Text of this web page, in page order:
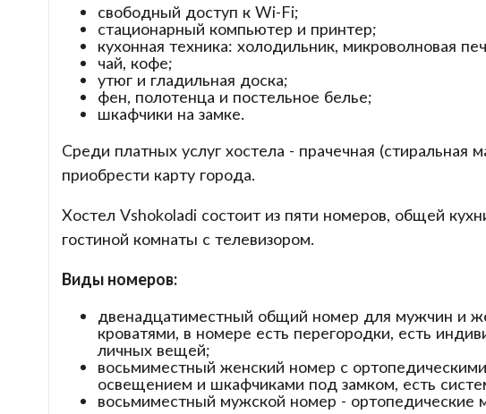
свободный доступ к Wi-Fi;
стационарный компьютер и принтер;
кухонная техника: холодильник, микроволновая
чай, кофе;
утюг и гладильная доска;
фен, полотенца и постельное белье;
шкафчики на замке.
Среди платных услуг хостела - прачечная
приобрести карту города.
Хостел Vshokoladi состоит из пяти номеров, общей
гостиной комнаты с телевизором.
Виды номеров:
двенадцатиместный общий номер для мужчин и
кроватями, в номере есть перегородки, есть
личных вещей;
восьмиместный женский номер с
освещением и шкафчиками под замком, есть
восьмиместный мужской номер - ортопедические